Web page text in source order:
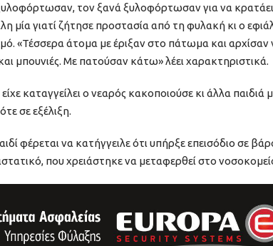
τον ξανά ξυλοφόρτωσαν για να
μία γιατί ζήτησε προστασία από τη φυλακή κι ο
«Τέσσερα άτομα με έριξαν στο πάτωμα και αρχίσαν
μπουνιές. Με πατούσαν κάτω» λέει χαρακτηριστικά.
καταγγείλει ο νεαρός κακοποιούσε κι άλλα παιδιά
σε εξέλιξη.
φέρεται να κατήγγειλε ότι υπήρξε επεισόδιο σε
που χρειάστηκε να μεταφερθεί στο